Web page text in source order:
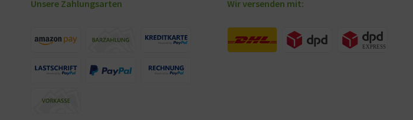
Unsere Zahlungsarten Wir versenden mit: